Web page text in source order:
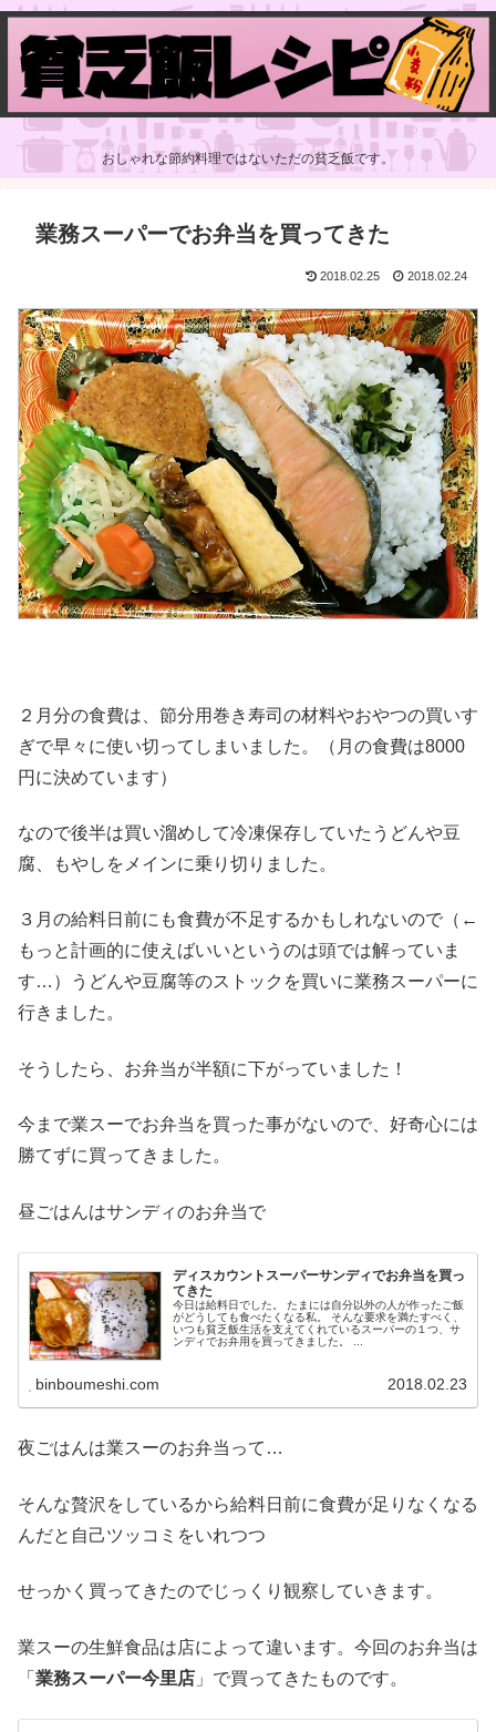
おしゃれな節約料理ではないただの貧乏飯です。
業務スーパーでお弁当を買ってきた
2018.02.25 2018.02.24
２月分の食費は、節分用巻き寿司の材料やおやつの買いす
ぎで早々に使い切ってしまいました。（月の食費は8000
円に決めています）
なので後半は買い溜めして冷凍保存していたうどんや豆
腐、もやしをメインに乗り切りました。
３月の給料日前にも食費が不足するかもしれないので（←
もっと計画的に使えばいいというのは頭では解っていま
す…）うどんや豆腐等のストックを買いに業務スーパーに
行きました。
そうしたら、お弁当が半額に下がっていました！
今まで業スーでお弁当を買った事がないので、好奇心には
勝てずに買ってきました。
昼ごはんはサンディのお弁当で
ディスカウントスーパーサンディでお弁当を買っ
てきた
今日は給料日でした。 たまには自分以外の人が作ったご飯
がどうしても食べたくなる私。 そんな要求を満たすべく、
いつも貧乏飯生活を支えてくれているスーパーの１つ、サ
ンディでお弁用を買ってきました。 ...
binboumeshi.com 2018.02.23
夜ごはんは業スーのお弁当って…
そんな贅沢をしているから給料日前に食費が足りなくなる
んだと自己ツッコミをいれつつ
せっかく買ってきたのでじっくり観察していきます。
業スーの生鮮食品は店によって違います。今回のお弁当は
「 業務スーパー今里店 」で買ってきたものです。